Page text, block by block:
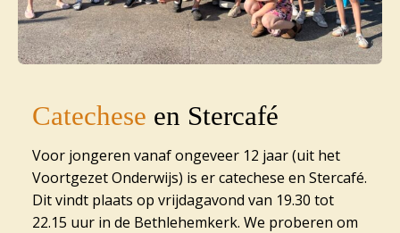
Catechese en Stercafé
Voor jongeren vanaf ongeveer 12 jaar (uit het
Voortgezet Onderwijs) is er catechese en Stercafé.
Dit vindt plaats op vrijdagavond van 19.30 tot
22.15 uur in de Bethlehemkerk. We proberen om